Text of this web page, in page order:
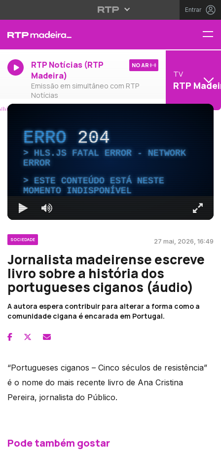
Entrar
RTP Notícias (RTP
Madeira)
Emissão em simultâneo com RTP
Notícias
NO AR
TV
RTP
ERRO204
HLS.JS FATAL ERROR - NETWORK
ERROR
ESTE CONTEÚDO ESTÁ NESTE
MOMENTO INDISPONÍVEL
SOCIEDADE 27 mai, 2026, 16:49
Jornalista madeirense escreve
livro sobre a história dos
portugueses ciganos (áudio)
A autora espera contribuir para alterar a forma como a
comunidade cigana é encarada em Portugal.
“Portugueses ciganos – Cinco séculos de resistência”
é o nome do mais recente livro de Ana Cristina
Pereira, jornalista do Público.
Pode também gostar